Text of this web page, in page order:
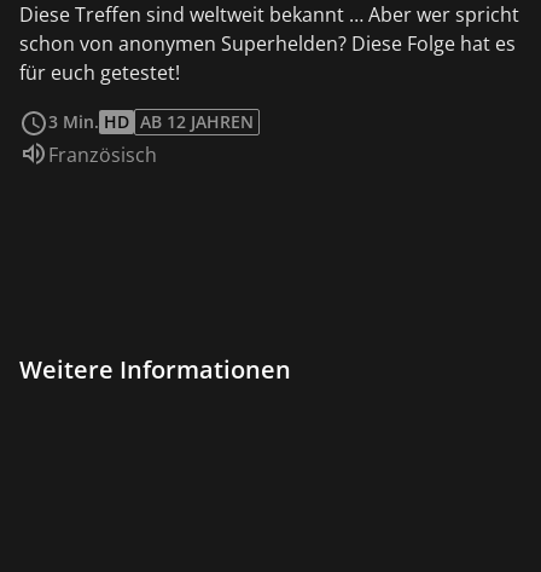
Diese Treffen sind weltweit bekannt … Aber wer spricht
schon von anonymen Superhelden? Diese Folge hat es
für euch getestet!
3 Min. HD AB 12 JAHREN
Sprache:
Französisch
Weitere Informationen